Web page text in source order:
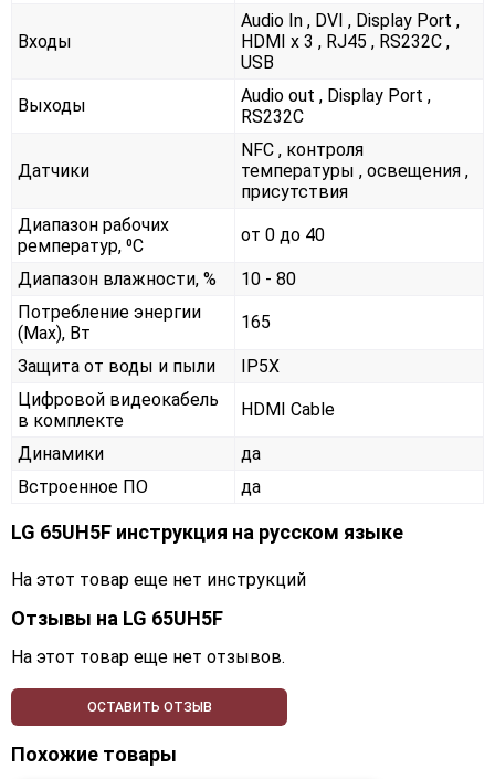
Входы
Audio In , DVI , Display Port ,
HDMI x 3 , RJ45 , RS232С ,
USB
Выходы
Audio out , Display Port ,
RS232С
Датчики
NFC , контроля
температуры , освещения ,
присутствия
Диапазон рабочих
ремператур, ⁰С
от 0 до 40
Диапазон влажности, %
10 - 80
Потребление энергии
(Max), Вт
165
Защита от воды и пыли
IP5X
Цифровой видеокабель
в комплекте
HDMI Cable
Динамики
да
Встроенное ПО
да
LG 65UH5F инструкция на русском языке
На этот товар еще нет инструкций
Отзывы на LG 65UH5F
На этот товар еще нет отзывов.
ОСТАВИТЬ ОТЗЫВ
Похожие товары